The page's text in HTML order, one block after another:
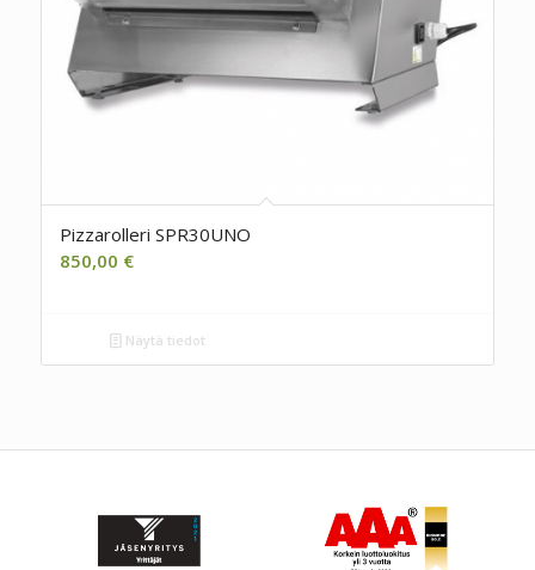
Pizzarolleri SPR30UNO
850,00 €
Näytä tiedot